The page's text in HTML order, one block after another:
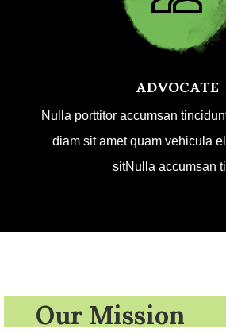
ADVOCATE
Nulla porttitor accumsan
diam sit amet quam vehicula
sitNulla accumsan
Our Mission